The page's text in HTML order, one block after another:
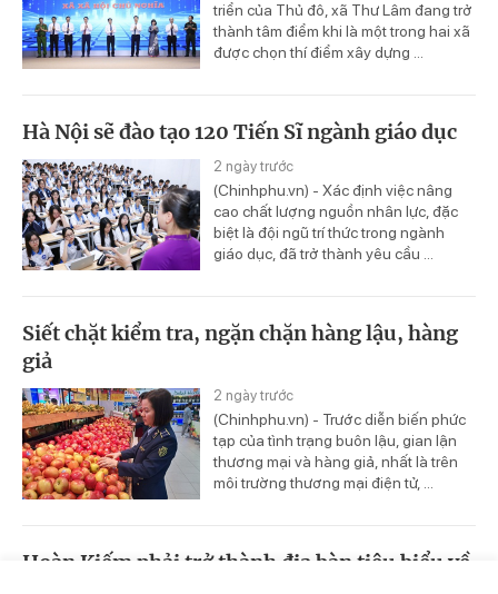
triển của Thủ đô, xã Thư Lâm đang trở
thành tâm điểm khi là một trong hai xã
được chọn thí điểm xây dựng ...
Hà Nội sẽ đào tạo 120 Tiến Sĩ ngành giáo dục
2 ngày trước
(Chinhphu.vn) - Xác định việc nâng
cao chất lượng nguồn nhân lực, đặc
biệt là đội ngũ trí thức trong ngành
giáo dục, đã trở thành yêu cầu ...
Siết chặt kiểm tra, ngặn chặn hàng lậu, hàng
giả
2 ngày trước
(Chinhphu.vn) - Trước diễn biến phức
tạp của tình trạng buôn lậu, gian lận
thương mại và hàng giả, nhất là trên
môi trường thương mại điện tử, ...
Hoàn Kiếm phải trở thành địa bàn tiêu biểu về